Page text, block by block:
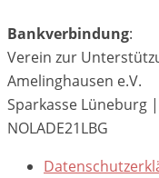
Bankverbindung:
Verein zur
Amelinghausen e.V.
Sparkasse Lüneburg
NOLADE21LBG